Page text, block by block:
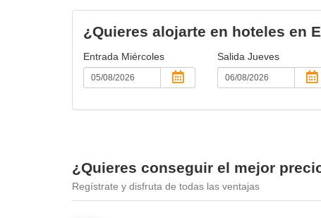
¿Quieres alojarte en hoteles en
Entrada Miércoles Salida Jueves
¿Quieres conseguir el mejor
Regístrate y disfruta de todas las ventajas